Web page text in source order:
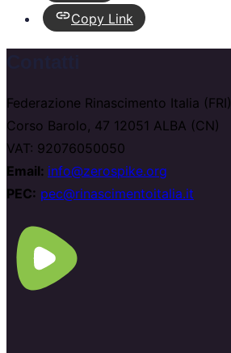
Copy Link
Federazione Rinascimento Italia (FRI)
Corso Barolo, 47 12051 ALBA (CN)
VAT: 92076050050
Email: info@zerospike.org
PEC: pec@rinascimentoitalia.it